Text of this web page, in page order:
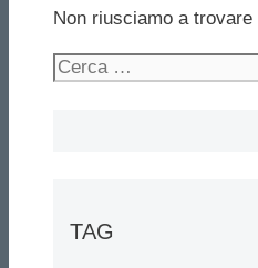
Non riusciamo a
Ricerca
TAG